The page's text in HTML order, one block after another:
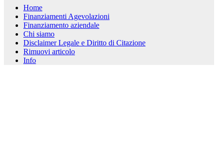
Home
Finanziamenti Agevolazioni
Finanziamento aziendale
Chi siamo
Disclaimer Legale e Diritto di Citazione
Rimuovi articolo
Info